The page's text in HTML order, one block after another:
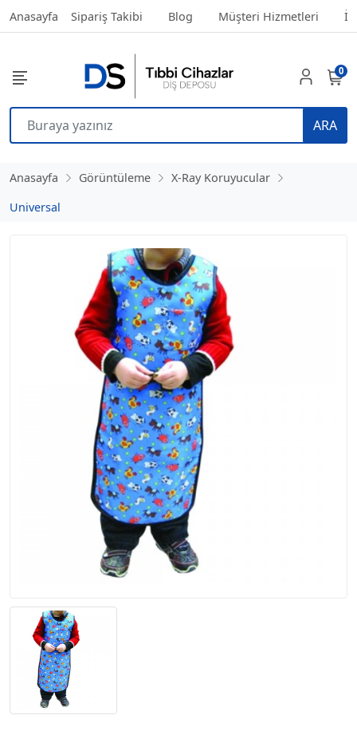
Anasayfa Sipariş Takibi Blog Müşteri Hizmetleri
ARA
0
Anasayfa Görüntüleme
X-Ray Koruyucular
Universal